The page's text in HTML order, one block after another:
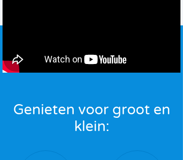
Genieten voor groot en
klein: